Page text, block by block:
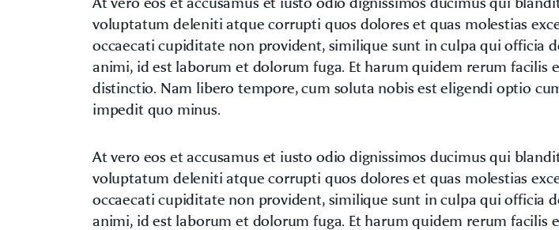
voluptatum deleniti atque corrupti quos dolores et quas molestias
occaecati cupiditate non provident, similique sunt in culpa qui officia
animi, id est laborum et dolorum fuga. Et harum quidem rerum facilis
distinctio. Nam libero tempore, cum soluta nobis est eligendi optio
impedit quo minus.
At vero eos et accusamus et iusto odio dignissimos ducimus qui
voluptatum deleniti atque corrupti quos dolores et quas molestias
occaecati cupiditate non provident, similique sunt in culpa qui officia
animi, id est laborum et dolorum fuga. Et harum quidem rerum facilis